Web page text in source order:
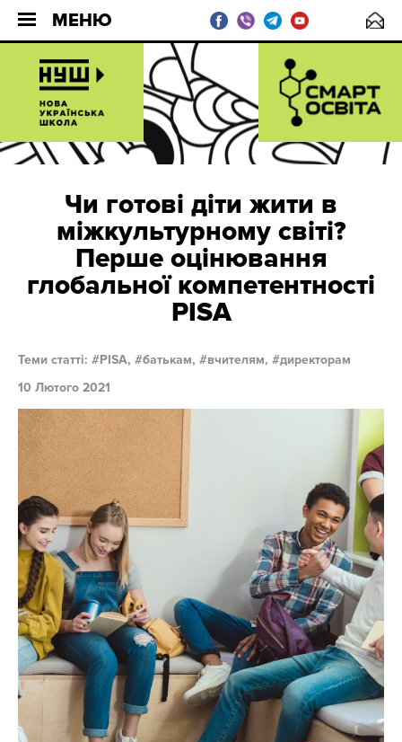
МЕНЮ
Чи готові діти жити в
міжкультурному світі?
Перше оцінювання
глобальної компетентності
PISA
Теми статті: PISA, батькам, вчителям,
директорам
10 Лютого 2021